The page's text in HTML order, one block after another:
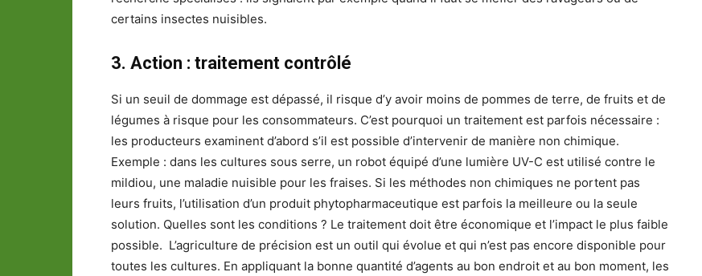
certains insectes nuisibles.
3. Action : traitement contrôlé
Si un seuil de dommage est dépassé, il risque d’y avoir moins de pommes de terre, de fruits et de
légumes à risque pour les consommateurs. C’est pourquoi un traitement est parfois nécessaire :
les producteurs examinent d’abord s’il est possible d’intervenir de manière non chimique.
Exemple : dans les cultures sous serre, un robot équipé d’une lumière UV-C est utilisé contre le
mildiou, une maladie nuisible pour les fraises. Si les méthodes non chimiques ne portent pas
leurs fruits, l’utilisation d’un produit phytopharmaceutique est parfois la meilleure ou la seule
solution. Quelles sont les conditions ? Le traitement doit être économique et l’impact le plus faible
possible. L’agriculture de précision est un outil qui évolue et qui n’est pas encore disponible pour
toutes les cultures. En appliquant la bonne quantité d’agents au bon endroit et au bon moment, les